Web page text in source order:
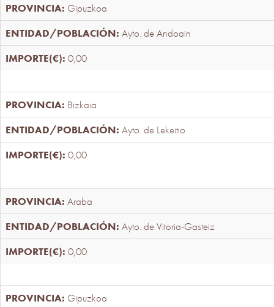
Gipuzkoa
Ayto. de Andoain
0,00
Bizkaia
Ayto. de Lekeitio
0,00
Araba
Ayto. de Vitoria-Gasteiz
0,00
Gipuzkoa